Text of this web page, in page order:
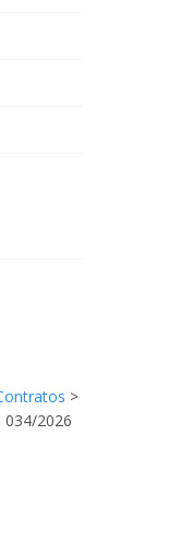
>
2026